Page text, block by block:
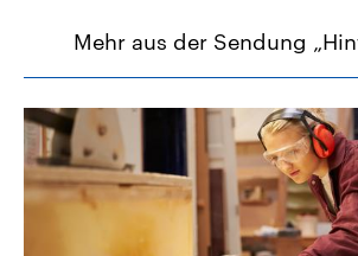
Mehr aus der Sendung